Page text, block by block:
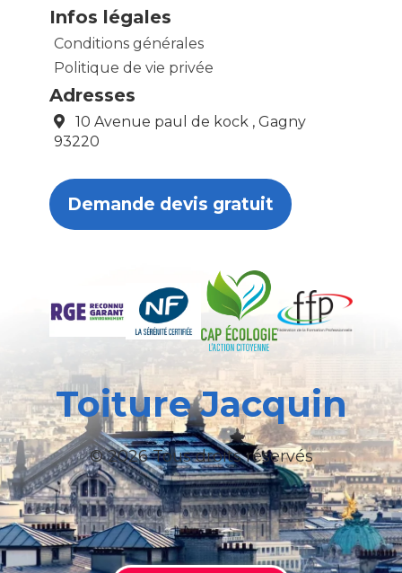
Infos légales
Conditions générales
Politique de vie privée
Adresses
10 Avenue paul de kock , Gagny
93220
Demande devis gratuit
Toiture Jacquin
© 2026 Tous droits réservés